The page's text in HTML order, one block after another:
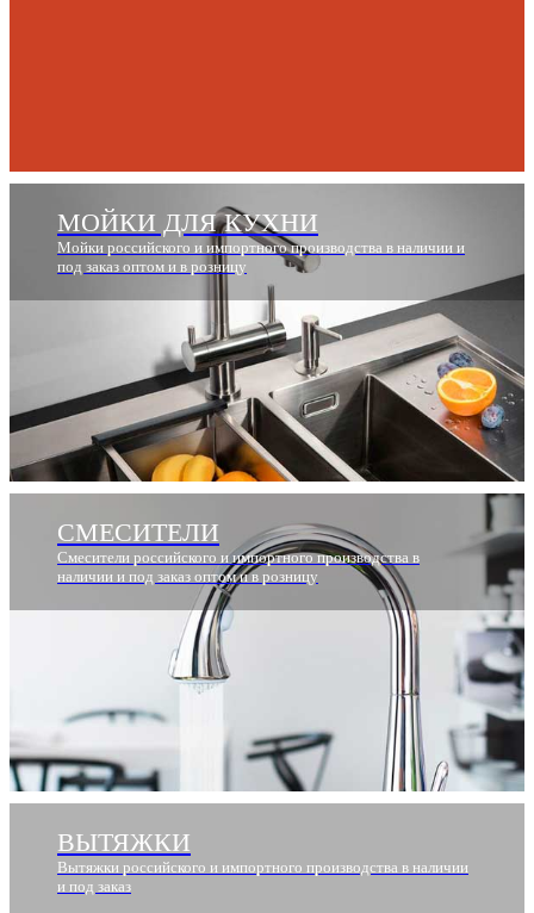
МОЙКИ ДЛЯ КУХНИ
Мойки российского и импортного производства в наличии и
под заказ оптом и в розницу
СМЕСИТЕЛИ
Смесители российского и импортного производства в
наличии и под заказ оптом и в розницу
ВЫТЯЖКИ
Вытяжки российского и импортного производства в наличии
и под заказ